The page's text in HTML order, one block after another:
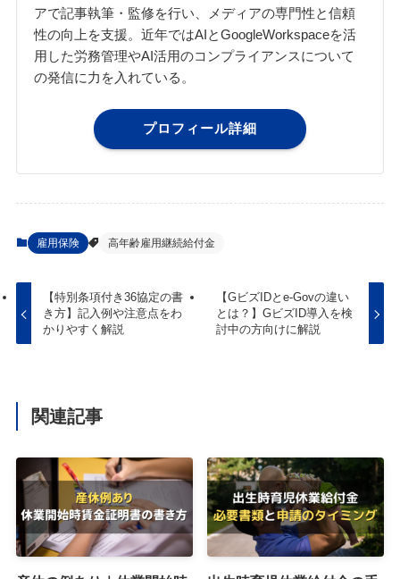
アで記事執筆・監修を行い、メディアの専門性と信頼
性の向上を支援。近年ではAIとGoogleWorkspaceを活
用した労務管理やAI活用のコンプライアンスについて
の発信に力を入れている。
プロフィール詳細
雇用保険 高年齢雇用継続給付金
【特別条項付き36協定の書
き方】記入例や注意点をわ
かりやすく解説
【GビズIDとe-Govの違い
とは？】GビズID導入を検
討中の方向けに解説
関連記事